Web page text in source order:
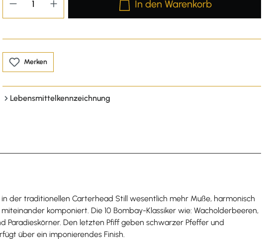
In den Warenkorb
Merken
Lebensmittelkennzeichnung
der traditionellen Carterhead Still wesentlich mehr Muße, harmonisch
komponiert. Die 10 Bombay-Klassiker wie: Wacholderbeeren,
Paradieskörner. Den letzten Pfiff geben schwarzer Pfeffer und
über ein imponierendes Finish.